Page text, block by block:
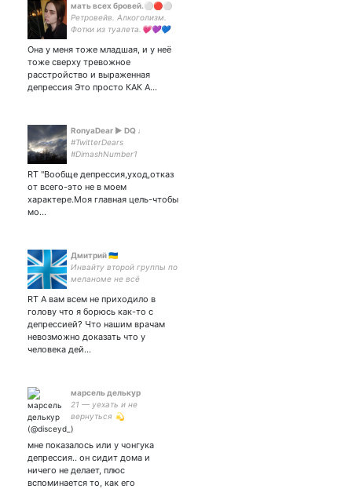
мать всех бровей.⚪🔴⚪
Ретровейв. Алкоголизм.
Фотки из туалета.💗💜💙
#BPD
Она у меня тоже младшая, и у неё
тоже сверху тревожное
расстройство и выраженная
депрессия Это просто КАК А…
RonyaDear ► DQ ♩
#TwitterDears
#DimashNumber1
RT "Вообще депрессия,уход,отказ
от всего-это не в моем
характере.Моя главная цель-чтобы
мо…
Дмитрий 🇺🇦
Инвайту второй группы по
меланоме не всё
Сбер: 4276 5500 4732 0653
RT А вам всем не приходило в
голову что я борюсь как-то с
депрессией? Что нашим врачам
невозможно доказать что у
человека дей…
марсель делькур
21 — уехать и не
вернуться 💫
мне показалось или у чонгука
депрессия.. он сидит дома и
ничего не делает, плюс
вспоминается то, как его